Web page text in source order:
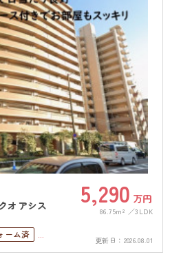
オアシス 5,290 万円
86.75m² 3LDK
ーム済
更新日： 2026.08.01